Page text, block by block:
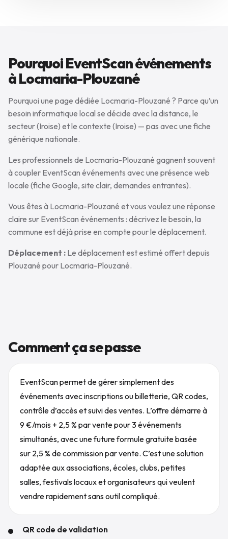
Pourquoi EventScan événements
à Locmaria-Plouzané
Pourquoi une page dédiée Locmaria-Plouzané ? Parce qu’un
besoin informatique local se décide avec la distance, le
secteur (Iroise) et le contexte (Iroise) — pas avec une fiche
générique nationale.
Les professionnels de Locmaria-Plouzané gagnent souvent
à coupler EventScan événements avec une présence web
locale (fiche Google, site clair, demandes entrantes).
Vous êtes à Locmaria-Plouzané et vous voulez une réponse
claire sur EventScan événements : décrivez le besoin, la
commune est déjà prise en compte pour le déplacement.
Déplacement : Le déplacement est estimé offert depuis
Plouzané pour Locmaria-Plouzané.
Comment ça se passe
EventScan permet de gérer simplement des
événements avec inscriptions ou billetterie, QR codes,
contrôle d’accès et suivi des ventes. L’offre démarre à
9 €/mois + 2,5 % par vente pour 3 événements
simultanés, avec une future formule gratuite basée
sur 2,5 % de commission par vente. C’est une solution
adaptée aux associations, écoles, clubs, petites
salles, festivals locaux et organisateurs qui veulent
vendre rapidement sans outil compliqué.
QR code de validation